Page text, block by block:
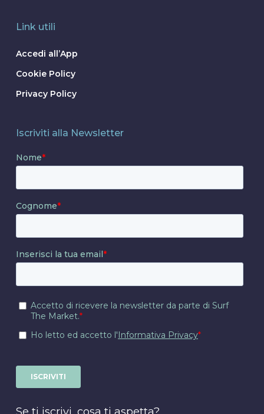
Link utili
Accedi all’App
Cookie Policy
Privacy Policy
Iscriviti alla Newsletter